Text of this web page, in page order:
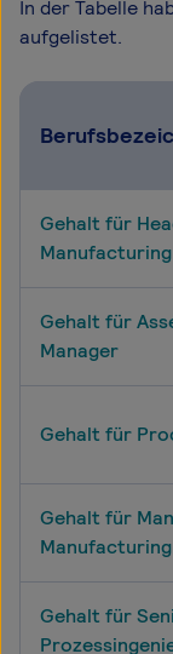
In der Tabelle
aufgelistet.
Gehalt für
Manufacturing
Gehalt für
Manager
Gehalt für
Gehalt für
Manufacturing
Gehalt für